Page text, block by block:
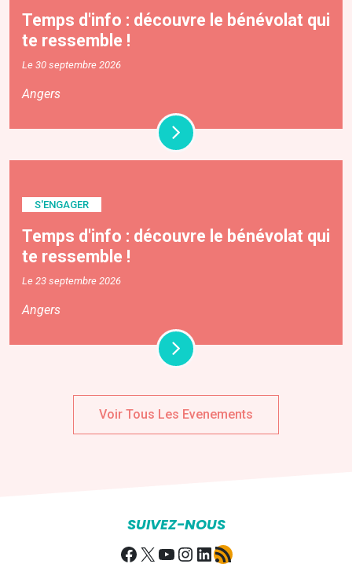
Temps d'info : découvre le bénévolat qui
te ressemble !
Le 30 septembre 2026
Angers
S'ENGAGER
Temps d'info : découvre le bénévolat qui
te ressemble !
Le 23 septembre 2026
Angers
Voir Tous Les Evenements
SUIVEZ-NOUS
Facebook
X YouTube
Instagram
LinkedIn
Flux RSS